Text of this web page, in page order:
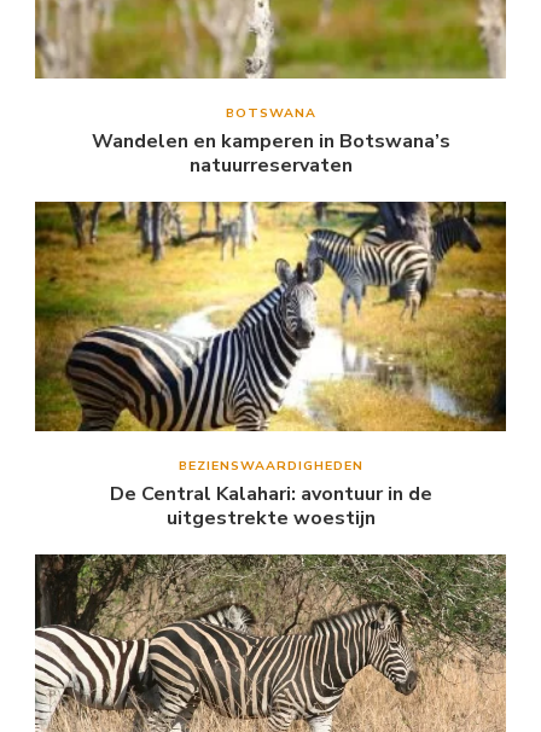
BOTSWANA
Wandelen en kamperen in Botswana’s
natuurreservaten
BEZIENSWAARDIGHEDEN
De Central Kalahari: avontuur in de
uitgestrekte woestijn